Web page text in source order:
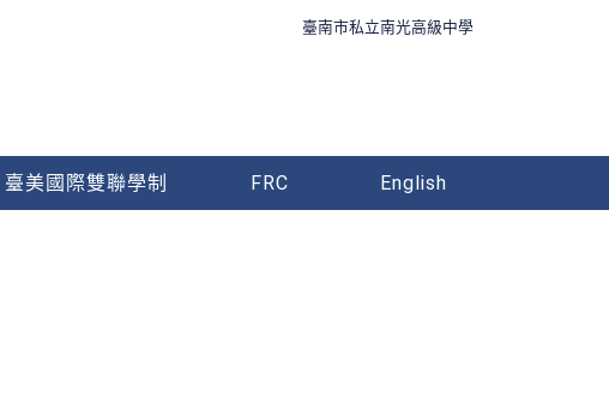
臺南市私立南光高級中學
臺美國際雙聯學制 FRC English